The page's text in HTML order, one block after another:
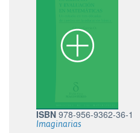
ISBN 978-956-9362-36-1
Imaginarias